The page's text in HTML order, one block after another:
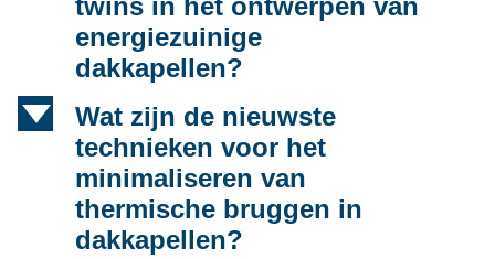
twins in het ontwerpen van
energiezuinige
dakkapellen?
d
Wat zijn de nieuwste
technieken voor het
minimaliseren van
thermische bruggen in
dakkapellen?